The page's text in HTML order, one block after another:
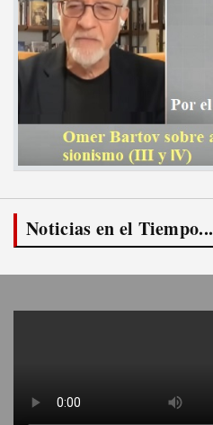
Noticias en el Tiempo...